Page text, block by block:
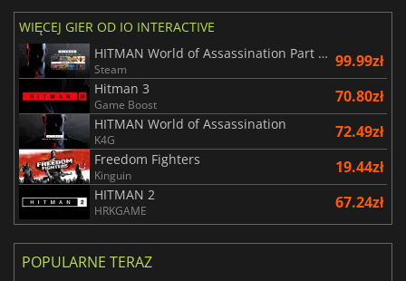
WIĘCEJ GIER OD IO INTERACTIVE
HITMAN World of Assassination Part One
Steam 99.99zł
Hitman 3
Game Boost 70.80zł
HITMAN World of Assassination
K4G 72.49zł
Freedom Fighters
Kinguin 19.44zł
HITMAN 2
HRKGAME 67.24zł
POPULARNE TERAZ